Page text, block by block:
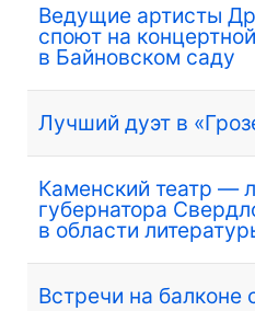
Ведущие артисты
споют на
в Байновском саду
Лучший дуэт в
Каменский театр —
губернатора
в области
Встречи на балконе